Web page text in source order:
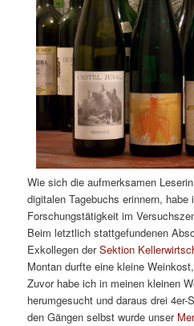
Wie sich die aufmerksamen
digitalen Tagebuchs erinnern,
Forschungstätigkeit im
Beim letztlich stattgefundenen
Exkollegen derSektion
Montan durfte eine kleine
Zuvor habe ich in meinen kleinen
herumgesucht und daraus drei
den Gängen selbst wurde unser